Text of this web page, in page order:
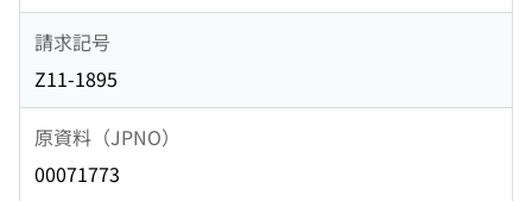
請求記号
Z11-1895
原資料（JPNO）
00071773